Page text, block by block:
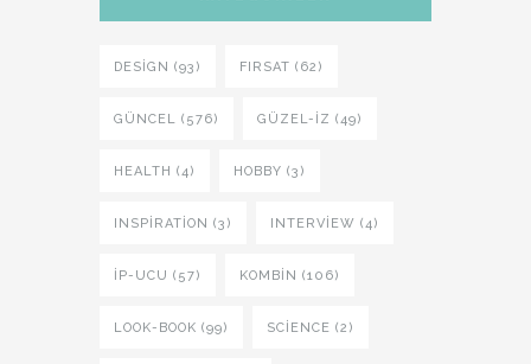
DESIGN (93) FIRSAT (62)
GÜNCEL (576) GÜZEL-IZ (49)
HEALTH (4) HOBBY (3)
INSPIRATION (3) INTERVIEW (4)
İP-UCU (57) KOMBIN (106)
LOOK-BOOK (99) SCIENCE (2)